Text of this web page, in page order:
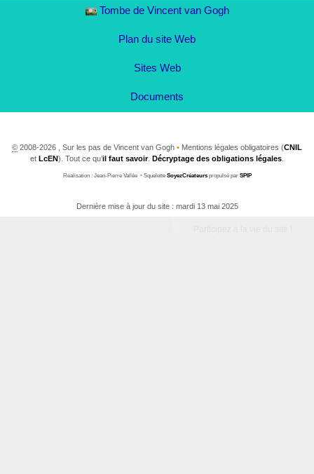
Tombe de Vincent van Gogh
Plan du site Web
Sites Web
Documents
© 2008-2026 , Sur les pas de Vincent van Gogh • Mentions légales obligatoires (CNIL
et LcEN). Tout ce qu’il faut savoir. Décryptage des obligations légales
Réalisation : Jean-Pierre Vallée •Squelette SoyezCréateurspropulsé par SPIP
Dernière mise à jour du site : mardi 13 mai 2025